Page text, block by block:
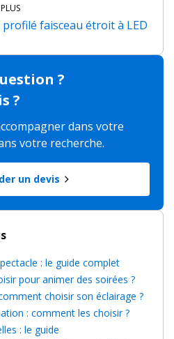
faisceau étroit à LED
?
?
dans votre
votre recherche.
un devis
: le guide complet
pour animer des soirées ?
choisir son éclairage ?
: comment les choisir ?
: le guide